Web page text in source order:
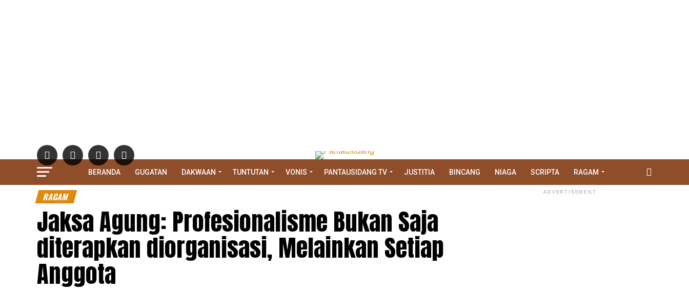
BERANDA GUGATAN DAKWAAN TUNTUTAN VONIS PANTAUSIDANG TV JUSTITIA BINCANG NIAGA SCRIPTA RAGAM
RAGAM
Jaksa Agung: Profesionalisme Bukan Saja
diterapkan diorganisasi, Melainkan Setiap
Anggota
ADVERTISEMENT